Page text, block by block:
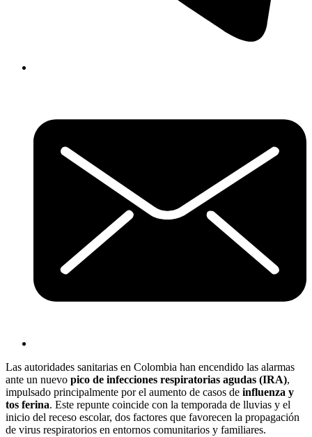
Las autoridades sanitarias en Colombia han encendido las alarmas
ante un nuevo pico de infecciones respiratorias agudas (IRA),
impulsado principalmente por el aumento de casos de influenza y
tos ferina. Este repunte coincide con la temporada de lluvias y el
inicio del receso escolar, dos factores que favorecen la propagación
de virus respiratorios en entornos comunitarios y familiares.